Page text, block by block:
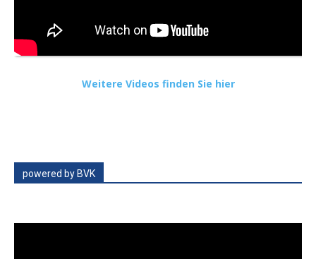
Weitere Videos finden Sie hier
powered by BVK